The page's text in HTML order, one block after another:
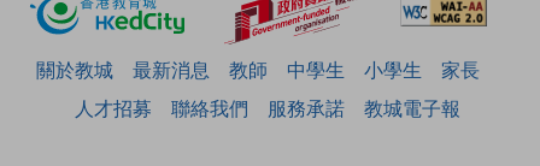
關於教城 最新消息 教師 中學生 小學生
家長
人才招募
聯絡我們 服務承諾 教城電子報